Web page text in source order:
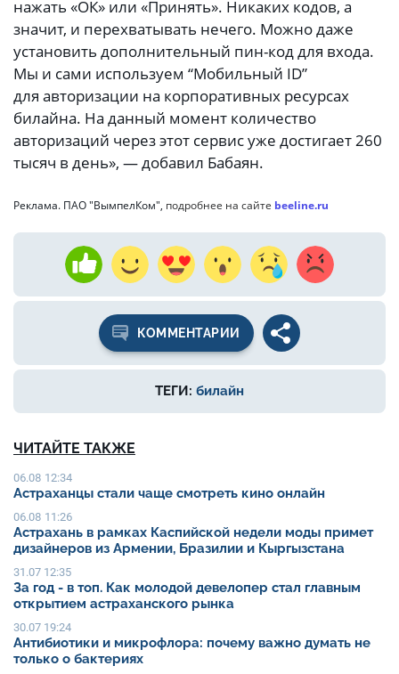
нажать «ОК» или «Принять». Никаких кодов, а
значит, и перехватывать нечего. Можно даже
установить дополнительный пин-код для входа.
Мы и сами используем “Мобильный ID”
для авторизации на корпоративных ресурсах
билайна. На данный момент количество
авторизаций через этот сервис уже достигает 260
тысяч в день», — добавил Бабаян.
Реклама. ПАО "ВымпелКом", подробнее на сайте beeline.ru
КОММЕНТАРИИ
ТЕГИ: билайн
ЧИТАЙТЕ ТАКЖЕ
06.08 12:34
Астраханцы стали чаще смотреть кино онлайн
06.08 11:26
Астрахань в рамках Каспийской недели моды примет
дизайнеров из Армении, Бразилии и Кыргызстана
31.07 12:35
За год - в топ. Как молодой девелопер стал главным
открытием астраханского рынка
30.07 19:24
Антибиотики и микрофлора: почему важно думать не
только о бактериях